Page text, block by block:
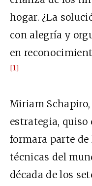
hogar. ¿La
con alegría y
en
[1]
Miriam
estrategia, quiso
formara parte
técnicas del
década de los